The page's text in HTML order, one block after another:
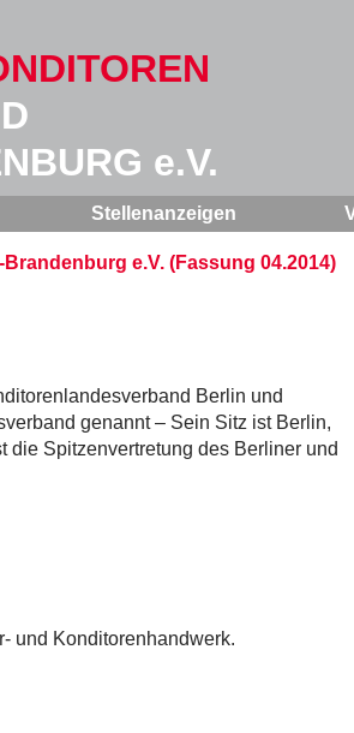
e.V.
Stellenanzeigen
e.V. (Fassung 04.2014)
Berlin und
genannt – Sein Sitz ist Berlin,
die Spitzenvertretung des Berliner und
und Konditorenhandwerk.